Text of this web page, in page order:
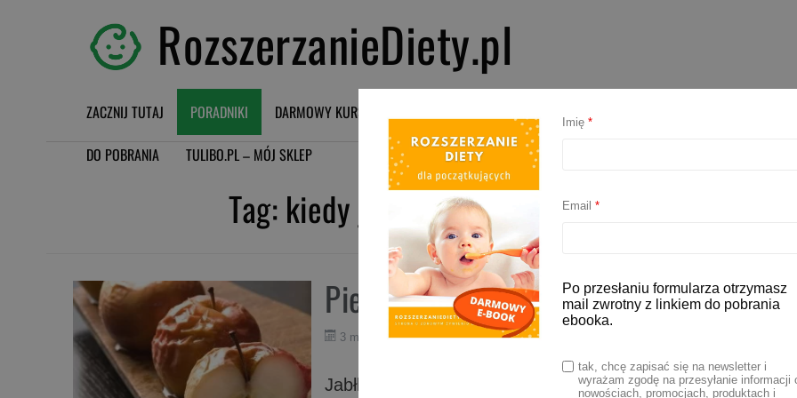
RozszerzanieDiety.pl
ZACZNIJ TUTAJ PORADNIKI DARMOWY KURS BLW
DO POBRANIA
TULIBO.PL – MÓJ SKLEP
Tag: kiedy jabłko dla niemowlaka
Pieczone jabłko dla niemowlaka
3 marca 2022
Jabłko można podać dziecku na wiele sposobów np. starte
Imię *
Email *
Po przesłaniu formularza otrzymasz
mail zwrotny z linkiem do pobrania
ebooka.
tak, chcę zapisać się na newsletter i
wyrażam zgodę na przesyłanie informacji
nowościach, promocjach, produktach i